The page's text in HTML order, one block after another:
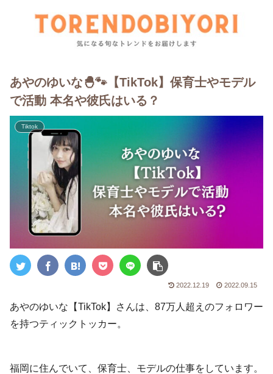
あやのゆいな🐣🐾【TikTok】保育士やモデル
で活動 本名や彼氏はいる？
Tiktok
2022.12.19 2022.09.15
あやのゆいな【TikTok】さんは、87万人超えのフォロワー
を持つティックトッカー。
福岡に住んでいて、保育士、モデルの仕事をしています。